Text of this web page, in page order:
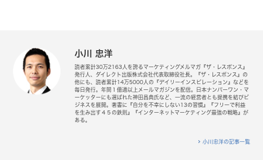
小川 忠洋
読者累計30万2163人を誇るマーケティングメルマガ『ザ・レスポンス』
発行人、ダイレクト出版株式会社代表取締役社長。『ザ・レスポンス』の
他にも、読者累計14万5000人の『デイリーインスピレーション』などを
毎日発行。年間１億通以上メールマガジンを配信。日本ナンバーワン・マ
ーケッターにも選ばれた神田昌典氏など、一流の経営者とも提携を結びビ
ジネスを展開。著書に『自分を不幸にしない13の習慣』『フリーで利益
を生み出す４５の鉄則』『インターネットマーケティング最強の戦略』が
ある。
小川忠洋の記事一覧